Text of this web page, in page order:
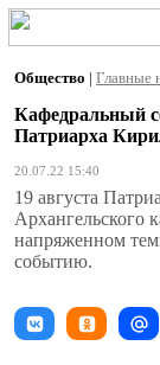
Общество | Главные
Кафедральный
Патриарха
20.07.22 15:40
19 августа
Архангельского
напряженном
событию.